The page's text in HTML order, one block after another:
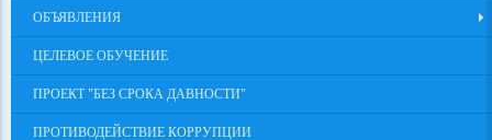
ОБЪЯВЛЕНИЯ
ЦЕЛЕВОЕ ОБУЧЕНИЕ
ПРОЕКТ "БЕЗ СРОКА ДАВНОСТИ"
ПРОТИВОДЕЙСТВИЕ КОРРУПЦИИ